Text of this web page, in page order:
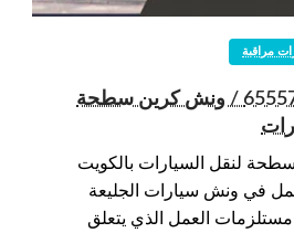
مراقبة
ونش الجليعة / 65557275 / ونش كرين سطحة
لنقل السيارات بالكويت
في ونش سيارات الجليعة
العمل الذي يتعلق